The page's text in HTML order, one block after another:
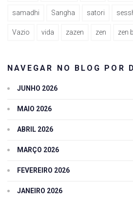
samadhi Sangha satori
Vazio vida zazen zen zen
NAVEGAR NO BLOG POR
JUNHO 2026
MAIO 2026
ABRIL 2026
MARÇO 2026
FEVEREIRO 2026
JANEIRO 2026